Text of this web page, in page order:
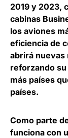
2019 y 2023,
cabinas
los aviones
eficiencia de
abrirá nuevas
reforzando
más países
países.
Como parte
funciona con